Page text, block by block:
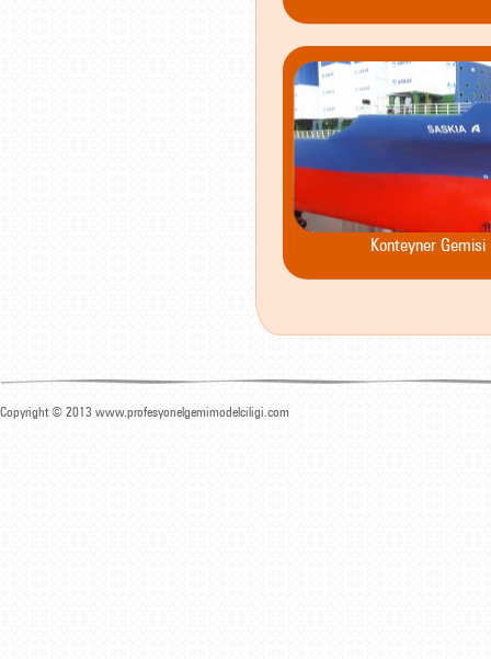
Konteyner Gemisi
Copyright © 2013 www.profesyonelgemimodelciligi.com